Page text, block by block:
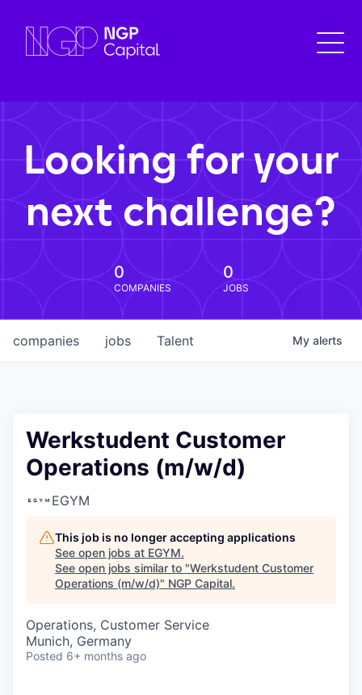
Looking for your
next challenge?
0
COMPANIES
0
JOBS
jobs
companies Talent My alerts
Werkstudent Customer
Operations (m/w/d)
EGYM
This job is no longer accepting applications
See open jobs at EGYM.
See open jobs similar to "Werkstudent Customer
Operations (m/w/d)" NGP Capital.
Operations, Customer Service
Munich, Germany
Posted 6+ months ago